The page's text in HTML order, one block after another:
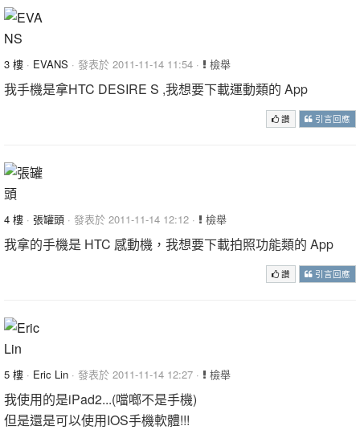
3 樓 · EVANS · 發表於 2011-11-14 11:54 · 檢舉
我手機是拿HTC DESIRE S ,我想要下載運動類的 App
讚 引言回應
4 樓 · 張罐頭 · 發表於 2011-11-14 12:12 · 檢舉
我拿的手機是 HTC 感動機，我想要下載拍照功能類的 App
讚 引言回應
5 樓 · Eric Lin · 發表於 2011-11-14 12:27 · 檢舉
我使用的是iPad2...(噹啷不是手機)
但是還是可以使用IOS手機軟體!!!